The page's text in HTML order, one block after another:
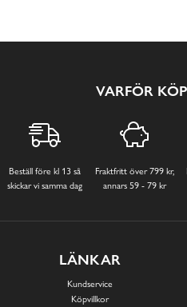
VARFÖR
Beställ före kl 13 så
skickar vi samma dag
Fraktfritt över 799 kr,
annars 59 - 79 kr
LÄNKAR
Kundservice
Köpvillkor